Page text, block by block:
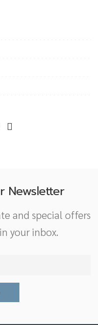
Newsletter
and special offers
your inbox.